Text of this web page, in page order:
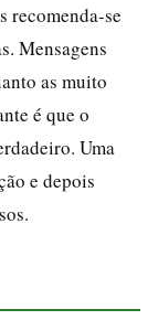
recomenda-se
Mensagens
as muito
é que o
Uma
e depois